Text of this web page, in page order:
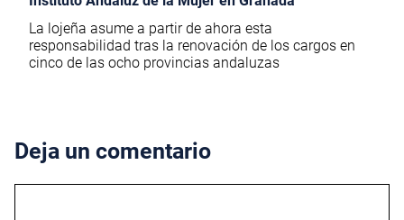
La lojeña asume a partir de ahora esta
responsabilidad tras la renovación de los cargos en
cinco de las ocho provincias andaluzas
Deja un comentario